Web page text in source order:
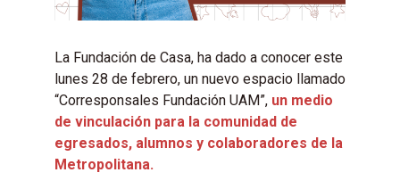
La Fundación de Casa, ha dado a conocer este
lunes 28 de febrero, un nuevo espacio llamado
“Corresponsales Fundación UAM”, un medio
de vinculación para la comunidad de
egresados, alumnos y colaboradores de la
Metropolitana.